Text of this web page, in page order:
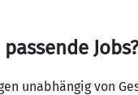
Jobs?
unabhängig von